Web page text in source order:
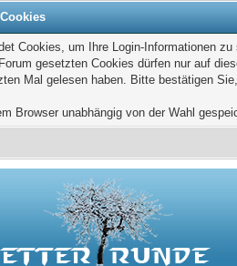
Cookies, um Ihre Login-Informationen
gesetzten Cookies dürfen nur auf
Mal gelesen haben. Bitte bestätigen
Browser unabhängig von der Wahl